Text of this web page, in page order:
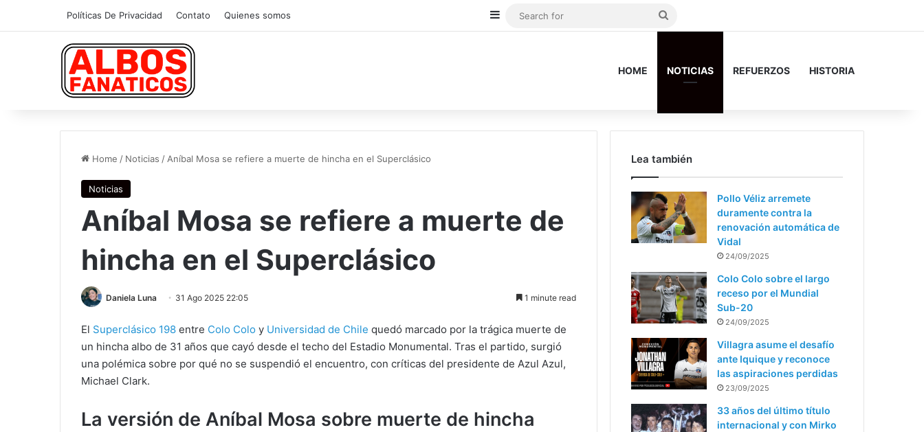
Políticas De Privacidad Contato Quienes somos Sidebar
HOME NOTICIAS REFUERZOS HISTORIA
Home / Noticias / Aníbal Mosa se refiere a muerte de hincha en el Superclásico
Noticias
Aníbal Mosa se refiere a muerte de
hincha en el Superclásico
Daniela Luna 31 Ago 2025 22:05 1 minute read
El Superclásico 198 entre Colo Colo y Universidad de Chile quedó marcado por la trágica muerte de
un hincha albo de 31 años que cayó desde el techo del Estadio Monumental. Tras el partido, surgió
una polémica sobre por qué no se suspendió el encuentro, con críticas del presidente de Azul Azul,
Michael Clark.
La versión de Aníbal Mosa sobre muerte de hincha
Lea también
Pollo Véliz arremete
duramente contra la
renovación automática de
Vidal
24/09/2025
Colo Colo sobre el largo
receso por el Mundial
Sub-20
24/09/2025
Villagra asume el desafío
ante Iquique y reconoce
las aspiraciones perdidas
23/09/2025
33 años del último título
internacional y con Mirko